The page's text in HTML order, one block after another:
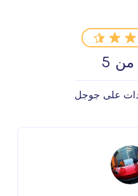
من 5
على جوجل